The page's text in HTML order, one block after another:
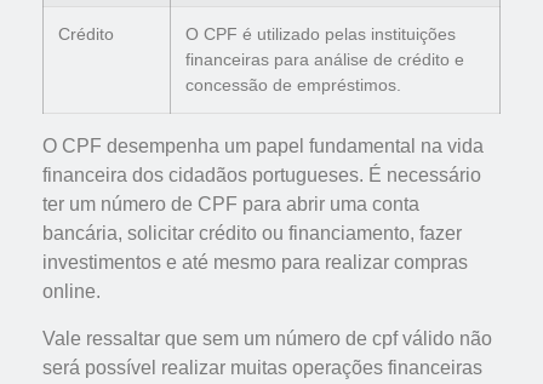
Crédito
O CPF é utilizado pelas instituições
financeiras para análise de crédito e
concessão de empréstimos.
O CPF desempenha um papel fundamental na vida
financeira dos cidadãos portugueses. É necessário
ter um número de CPF para abrir uma conta
bancária, solicitar crédito ou financiamento, fazer
investimentos e até mesmo para realizar compras
online.
Vale ressaltar que sem um número de cpf válido não
será possível realizar muitas operações financeiras